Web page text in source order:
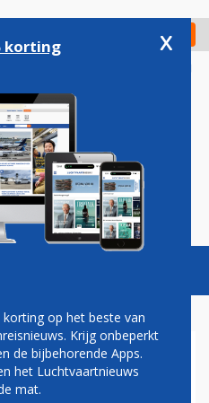
Check in
Vacatures
BOEING
korting x
op het beste van
Krijg onbeperkt
de bijbehorende Apps.
het Luchtvaartnieuws
mat.